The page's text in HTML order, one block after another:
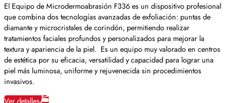
El Equipo de Microdermoabrasión F336 es un dispositivo profesional
que combina dos tecnologías avanzadas de exfoliación: puntas de
diamante y microcristales de corindón, permitiendo realizar
tratamientos faciales profundos y personalizados para mejorar la
textura y apariencia de la piel. Es un equipo muy valorado en centros
de estética por su eficacia, versatilidad y capacidad para lograr una
piel más luminosa, uniforme y rejuvenecida sin procedimientos
invasivos.
Ver detalles